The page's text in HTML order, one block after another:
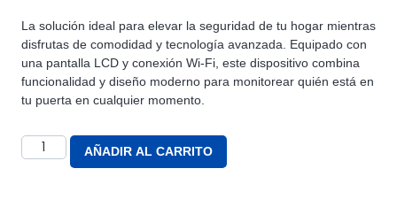
La solución ideal para elevar la seguridad de tu hogar mientras
disfrutas de comodidad y tecnología avanzada. Equipado con
una pantalla LCD y conexión Wi-Fi, este dispositivo combina
funcionalidad y diseño moderno para monitorear quién está en
tu puerta en cualquier momento.
AÑADIR AL CARRITO